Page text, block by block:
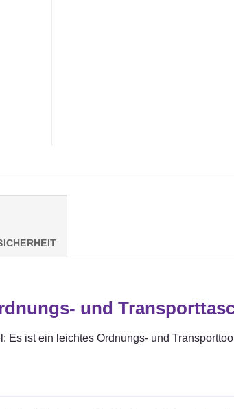
und
Es ist ein leichtes Ordnungs- und